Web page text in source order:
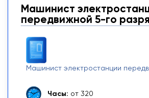
Машинист
передвижной 5-го
Машинист электростанции
Часы: от 320